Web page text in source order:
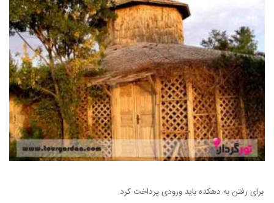
برای رفتن به دهکده باید ورودی پرداخت کرد.